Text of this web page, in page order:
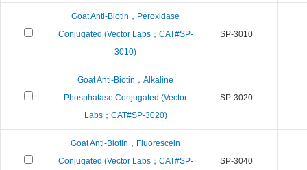
Goat Anti-Biotin，Peroxidase
Conjugated (Vector Labs；CAT#SP-
3010)
SP-3010
Goat Anti-Biotin，Alkaline
Phosphatase Conjugated (Vector
Labs；CAT#SP-3020)
SP-3020
Goat Anti-Biotin，Fluorescein
Conjugated (Vector Labs；CAT#SP-
SP-3040